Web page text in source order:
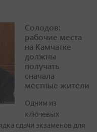
Солодов:
рабочие места
на Камчатке
должны
получать
сначала
местные жители
Одним из
ключевых
сдачи экзаменов для